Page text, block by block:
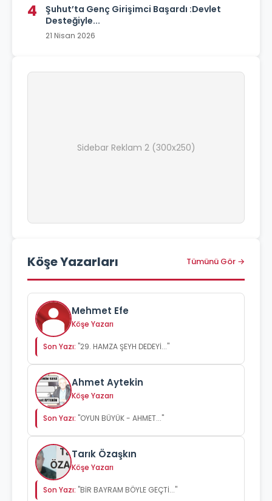
4
Şuhut’ta Genç Girişimci Başardı :Devlet
Desteğiyle...
21 Nisan 2026
Sidebar Reklam 2 (300x250)
Köşe Yazarları Tümünü Gör →
Mehmet Efe
Köşe Yazarı
Son Yazı: "29. HAMZA ŞEYH DEDEYİ..."
Ahmet Aytekin
Köşe Yazarı
Son Yazı: "OYUN BÜYÜK - AHMET..."
Tarık Özaşkın
Köşe Yazarı
Son Yazı: "BİR BAYRAM BÖYLE GEÇTİ..."